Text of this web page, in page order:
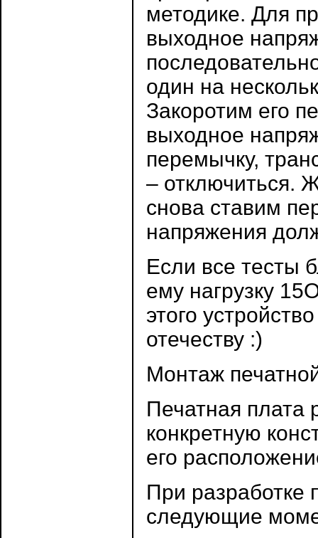
методике. Для
выходное
один на
Закоротим его
выходное
перемычку,
– отключиться.
снова ставим
напряжения
Если все тесты
ему нагрузку
этого
отечеству :)
Монтаж
Печатная плата
конкретную
его
При разработке
следующие